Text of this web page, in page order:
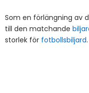
Som en förlängning av
till den matchande
storlek för fotbollsbiljard.